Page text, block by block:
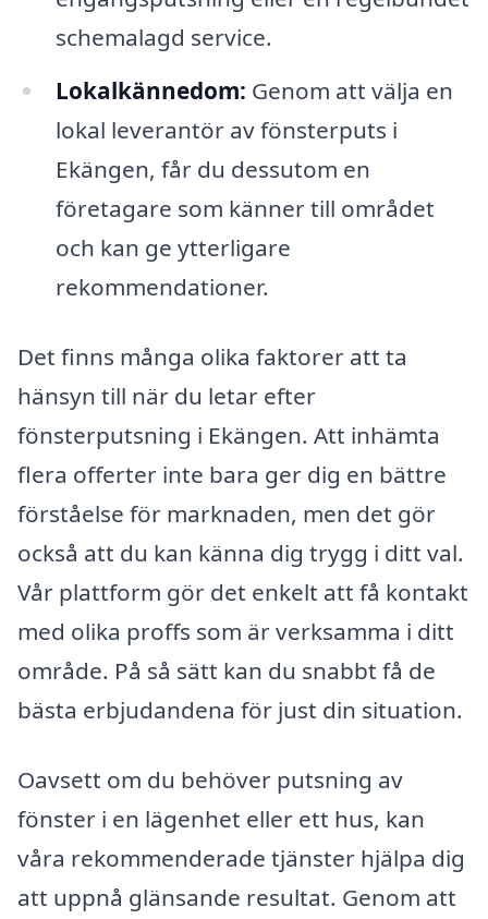
schemalagd service.
Lokalkännedom: Genom att välja en
lokal leverantör av fönsterputs i
Ekängen, får du dessutom en
företagare som känner till området
och kan ge ytterligare
rekommendationer.
Det finns många olika faktorer att ta
hänsyn till när du letar efter
fönsterputsning i Ekängen. Att inhämta
flera offerter inte bara ger dig en bättre
förståelse för marknaden, men det gör
också att du kan känna dig trygg i ditt val.
Vår plattform gör det enkelt att få kontakt
med olika proffs som är verksamma i ditt
område. På så sätt kan du snabbt få de
bästa erbjudandena för just din situation.
Oavsett om du behöver putsning av
fönster i en lägenhet eller ett hus, kan
våra rekommenderade tjänster hjälpa dig
att uppnå glänsande resultat. Genom att